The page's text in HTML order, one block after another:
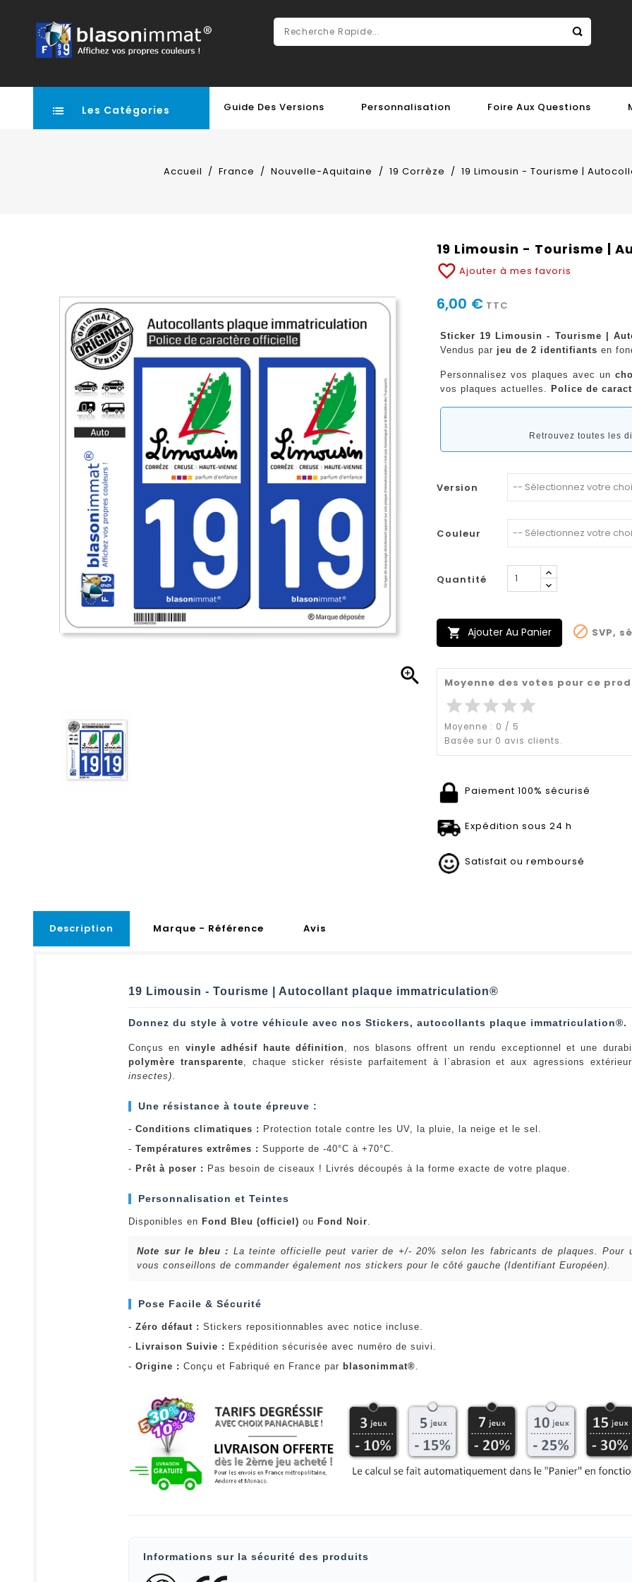
Les Catégories Guide Des Versions Personnalisation Foire Aux Questions
Accueil France Nouvelle-Aquitaine 19 Corrèze 19 Limousin - Tourisme |

19 Limousin - Tourisme |
favorite_border Ajouter à mes favoris
6,00 € TTC
Sticker 19 Limousin - Tourisme |
Vendus par jeu de 2 identifiants en
Personnalisez vos plaques avec un
vos plaques actuelles.
Police de
Retrouvez toutes les
Version
Couleur
Quantité
 Ajouter Au Panier  SVP,
Moyenne des votes pour ce
starstarstarstarstar
Moyenne : 0 / 5
Basée sur 0 avis clients.
Paiement 100% sécurisé
Expédition sous 24 h
Satisfait ou remboursé
Description Marque - Référence Avis
19 Limousin - Tourisme | Autocollant plaque immatriculation®
Donnez du style à votre véhicule avec nos Stickers, autocollants plaque immatriculation®.
Conçus en vinyle adhésif haute définition , nos blasons offrent un rendu exceptionnel et une
polymère transparente , chaque sticker résiste parfaitement à l`abrasion et aux agressions
insectes)
Une résistance à toute épreuve :
- Conditions climatiques : Protection totale contre les UV, la pluie, la neige et le sel.
- Températures extrêmes : Supporte de -40°C à +70°C.
- Prêt à poser : Pas besoin de ciseaux ! Livrés découpés à la forme exacte de votre plaque.
Personnalisation et Teintes
Disponibles en Fond Bleu (officiel) ou Fond Noir
Note sur le bleu : La teinte officielle peut varier de +/- 20% selon les fabricants de plaques. Pour
vous conseillons de commander également nos stickers pour le côté gauche (Identifiant Européen).
Pose Facile & Sécurité
- Zéro défaut : Stickers repositionnables avec notice incluse.
- Livraison Suivie : Expédition sécurisée avec numéro de suivi.
- Origine : Conçu et Fabriqué en France par blasonimmat®
Informations sur la sécurité des produits